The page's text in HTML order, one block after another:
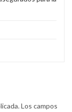
Los campos